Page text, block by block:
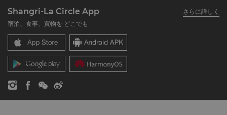
よくあるお問合せや質問
SLCに関するお問い合わせ
シャングリ・ラ ブランド
シャングリ・ラ センター
レジデンス
お問い合わせ
採用情報
企業の社会的責任
ニュース
Shangri-La Circle App
さらに詳しく
宿泊、食事、買物を どこでも